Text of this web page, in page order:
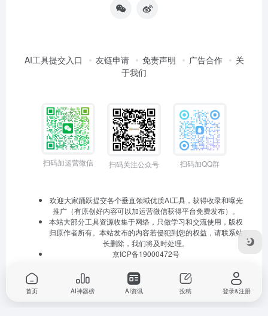
AI工具提交入口 友链申请 免责声明 广告合作
关
于我们
扫码加运营微信 扫码关注公众号 扫码加QQ群
欢迎大家踊跃提交各个垂直领域优质AI工具，获得收录和曝光
推广（有原创好内容可以加运营微信获得平台免费发布）。
本站大部分工具资源收集于网络，只做学习和交流使用，版权
归原作者所有。本站发布的内容若侵犯到您的权益，请联系站
长删除，我们将及时处理。
京ICP备19000472号
首页 AI神器榜 AI资讯 投稿 登录&注册